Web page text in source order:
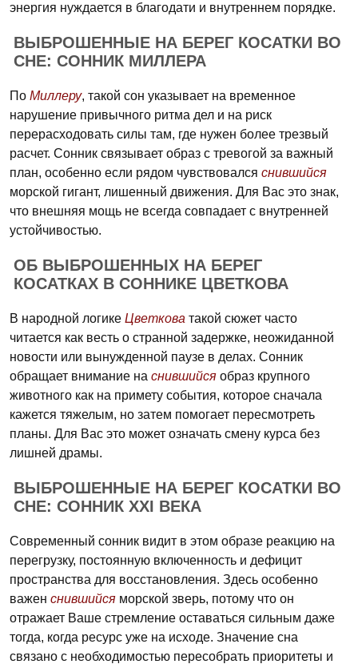
энергия нуждается в благодати и внутреннем порядке.
ВЫБРОШЕННЫЕ НА БЕРЕГ КОСАТКИ ВО
СНЕ: СОННИК МИЛЛЕРА
По Миллеру, такой сон указывает на временное
нарушение привычного ритма дел и на риск
перерасходовать силы там, где нужен более трезвый
расчет. Сонник связывает образ с тревогой за важный
план, особенно если рядом чувствовался снившийся
морской гигант, лишенный движения. Для Вас это знак,
что внешняя мощь не всегда совпадает с внутренней
устойчивостью.
ОБ ВЫБРОШЕННЫХ НА БЕРЕГ
КОСАТКАХ В СОННИКЕ ЦВЕТКОВА
В народной логике Цветкова такой сюжет часто
читается как весть о странной задержке, неожиданной
новости или вынужденной паузе в делах. Сонник
обращает внимание на снившийся образ крупного
животного как на примету события, которое сначала
кажется тяжелым, но затем помогает пересмотреть
планы. Для Вас это может означать смену курса без
лишней драмы.
ВЫБРОШЕННЫЕ НА БЕРЕГ КОСАТКИ ВО
СНЕ: СОННИК XXI ВЕКА
Современный сонник видит в этом образе реакцию на
перегрузку, постоянную включенность и дефицит
пространства для восстановления. Здесь особенно
важен снившийся морской зверь, потому что он
отражает Ваше стремление оставаться сильным даже
тогда, когда ресурс уже на исходе. Значение сна
связано с необходимостью пересобрать приоритеты и